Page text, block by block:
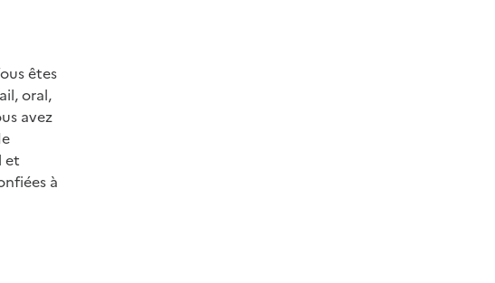
êtes
oral,
avez
et
à